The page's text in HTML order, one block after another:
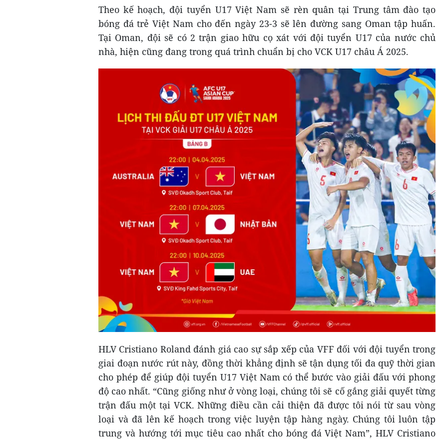
Theo kế hoạch, đội tuyển U17 Việt Nam sẽ rèn quân tại Trung tâm đào tạo
bóng đá trẻ Việt Nam cho đến ngày 23-3 sẽ lên đường sang Oman tập huấn.
Tại Oman, đội sẽ có 2 trận giao hữu cọ xát với đội tuyển U17 của nước chủ
nhà, hiện cũng đang trong quá trình chuẩn bị cho VCK U17 châu Á 2025.
HLV Cristiano Roland đánh giá cao sự sắp xếp của VFF đối với đội tuyển trong
giai đoạn nước rút này, đồng thời khẳng định sẽ tận dụng tối đa quỹ thời gian
cho phép để giúp đội tuyển U17 Việt Nam có thể bước vào giải đấu với phong
độ cao nhất. “Cũng giống như ở vòng loại, chúng tôi sẽ cố gắng giải quyết từng
trận đấu một tại VCK. Những điều cần cải thiện đã được tôi nói từ sau vòng
loại và đã lên kế hoạch trong việc luyện tập hàng ngày. Chúng tôi luôn tập
trung và hướng tới mục tiêu cao nhất cho bóng đá Việt Nam”, HLV Cristiano